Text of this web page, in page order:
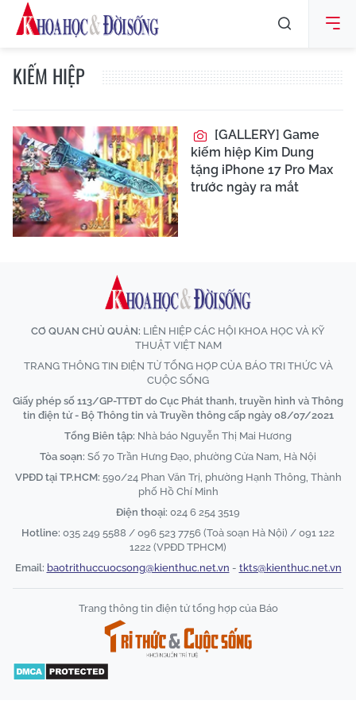
KIẾM HIỆP
[GALLERY] Game
kiếm hiệp Kim Dung
tặng iPhone 17 Pro Max
trước ngày ra mắt
CƠ QUAN CHỦ QUẢN: LIÊN HIỆP CÁC HỘI KHOA HỌC VÀ KỸ
THUẬT VIỆT NAM
TRANG THÔNG TIN ĐIỆN TỬ TỔNG HỢP CỦA BÁO TRI THỨC VÀ
CUỘC SỐNG
Giấy phép số 113/GP-TTĐT do Cục Phát thanh, truyền hình và Thông
tin điện tử - Bộ Thông tin và Truyền thông cấp ngày 08/07/2021
Tổng Biên tập: Nhà báo Nguyễn Thị Mai Hương
Tòa soạn: Số 70 Trần Hưng Đạo, phường Cửa Nam, Hà Nội
VPĐD tại TP.HCM: 590/24 Phan Văn Trị, phường Hạnh Thông, Thành
phố Hồ Chí Minh
Điện thoại: 024 6 254 3519
Hotline: 035 249 5588 / 096 523 7756 (Toà soạn Hà Nội) / 091 122
1222 (VPĐD TPHCM)
Email: baotrithuccuocsong@kienthuc.net.vn - tkts@kienthuc.net.vn
Trang thông tin điện tử tổng hợp của Báo